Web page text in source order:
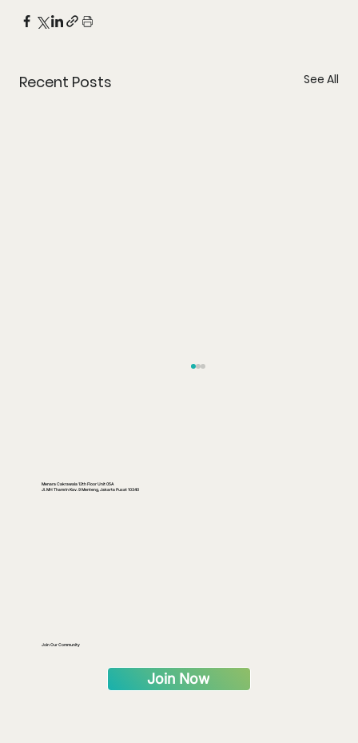
Recent Posts See All
Menara Cakrawala 12th Floor Unit 05A
Jl. MH Thamrin Kav. 9 Menteng, Jakarta Pusat 10340
Join Our Community
Join Now